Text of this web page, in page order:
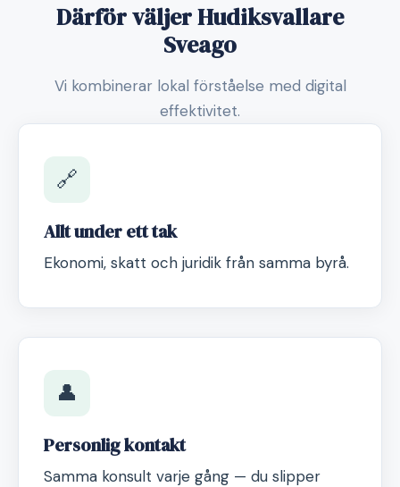
Därför väljer Hudiksvallare
Sveago
Vi kombinerar lokal förståelse med digital
effektivitet.
🔗
Allt under ett tak
Ekonomi, skatt och juridik från samma byrå.
👤
Personlig kontakt
Samma konsult varje gång — du slipper